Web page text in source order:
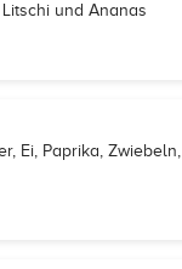
und Ananas
Ei, Paprika, Zwiebeln,